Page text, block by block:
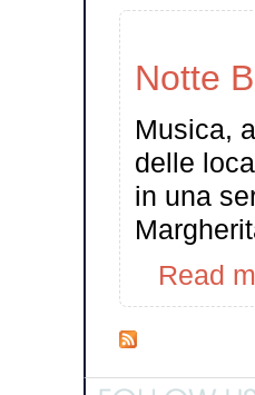
Notte
Musica,
delle
in una
Read